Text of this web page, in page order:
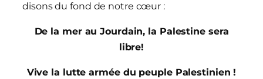
disons du fond de notre cœur :
De la mer au Jourdain, la Palestine sera
libre!
Vive la lutte armée du peuple Palestinien !